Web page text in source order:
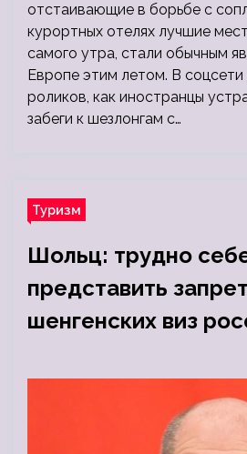
отстаивающие в борьбе с
курортных отелях лучшие
самого утра, стали обычным
Европе этим летом. В соцсети
роликов, как иностранцы
забеги к шезлонгам с…
Туризм
Шольц: трудно
представить
шенгенских виз